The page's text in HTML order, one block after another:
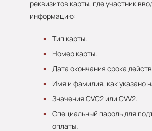
реквизитов карты, где участник
информацию:
Тип карты.
Номер карты.
Дата окончания срока
Имя и фамилия, как указано
Значения CVC2 или CVV2.
Специальный пароль для
оплаты.